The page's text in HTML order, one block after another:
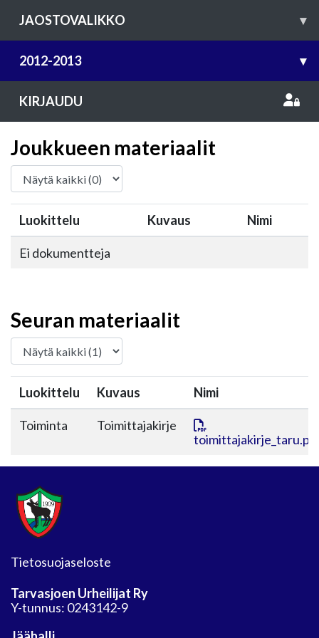
JAOSTOVALIKKO ▾
2012-2013 ▾
KIRJAUDU
Joukkueen materiaalit
Luokittelu Kuvaus Nimi
Ei dokumentteja
Seuran materiaalit
Luokittelu Kuvaus Nimi
Toiminta
Toimittajakirje
Tietosuojaseloste
Tarvasjoen Urheilijat Ry
Y-tunnus: 0243142-9